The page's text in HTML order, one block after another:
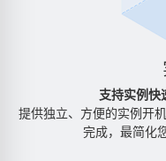
支持实例快
提供独立、方便的实例开
完成，最简化